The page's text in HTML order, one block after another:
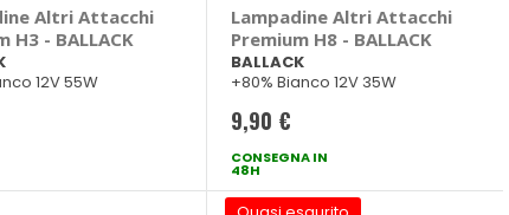
Altri Attacchi
H3 - BALLACK
12V 55W
Lampadine Altri Attacchi
Premium H8 - BALLACK
BALLACK
+80% Bianco 12V 35W
9,90 €
CONSEGNA IN
48H